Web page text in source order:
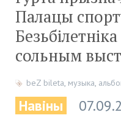
Палацы
сольным
beZ bileta, музыка,
Навіны